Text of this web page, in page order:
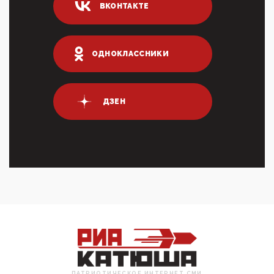
03:01, 10 Апреля 2026
что союзники просили Киев не наносить удары по
энергети...
01:54, 10 Апреля 2026
ПрезидентПутинвчера вечером обьявил
Пасхальное перемирие с 16 часов субботы до конца
дня Воскресен...
01:09, 10 Апреля 2026
Честно говоря, ситуация с продвижением через
российские крупнейшие СМИ персоны Эррола
Маска (отца Ил...
ВКОНТАКТЕ
ОДНОКЛАССНИКИ
ДЗЕН